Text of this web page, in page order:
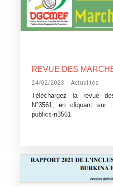
24/02/2023 Actualités
Téléchargez la revue
N°3561, en cliquant sur :
publics-n3561